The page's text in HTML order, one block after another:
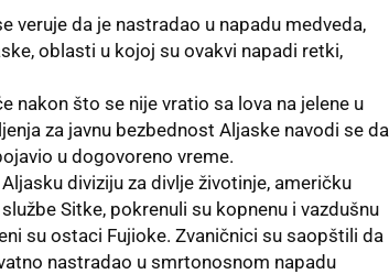
veruje da je nastradao u napadu medveda,
oblasti u kojoj su ovakvi napadi retki,
nakon što se nije vratio sa lova na jelene u
za javnu bezbednost Aljaske navodi se da
u dogovoreno vreme.
diviziju za divlje životinje, američku
Sitke, pokrenuli su kopnenu i vazdušnu
su ostaci Fujioke. Zvaničnici su saopštili da
nastradao u smrtonosnom napadu